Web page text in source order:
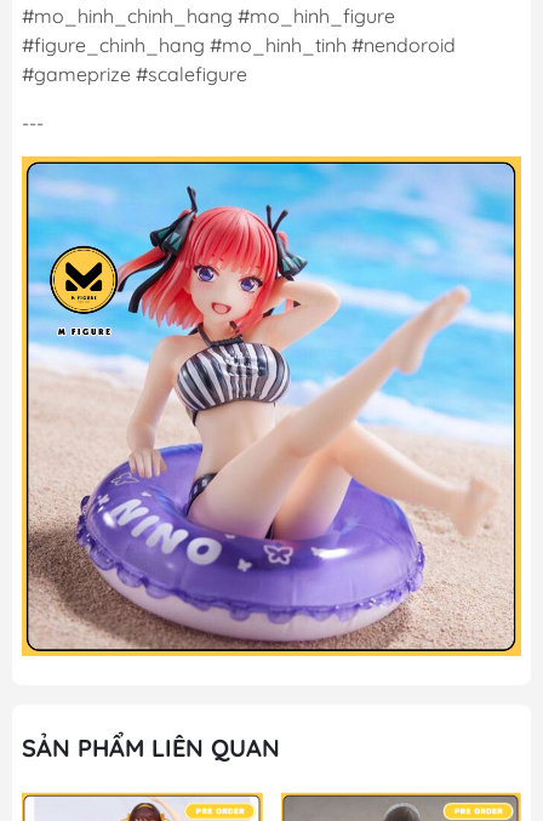
#mo_hinh_chinh_hang #mo_hinh_figure
#figure_chinh_hang #mo_hinh_tinh #nendoroid
#gameprize #scalefigure
---
SẢN PHẨM LIÊN QUAN